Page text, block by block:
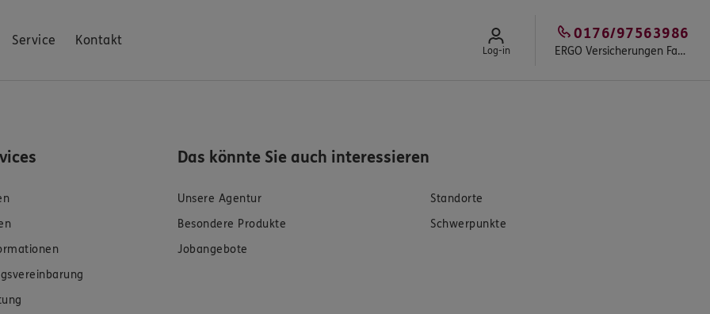
Service Kontakt
Log-in ERGO Versicherungen Fast & Partner
0176/97563986
Das könnte Sie auch interessieren
Unsere Agentur
Standorte
Besondere Produkte
Schwerpunkte
Jobangebote